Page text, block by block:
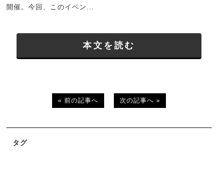
開催。今回、このイベン...
本文を読む
« 前の記事へ 次の記事へ »
タグ